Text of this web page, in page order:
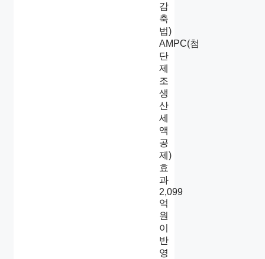
감
축
법)
AMPC(첨
단
제
조
생
산
세
액
공
제)
효
과
2,099
억
원
이
반
영